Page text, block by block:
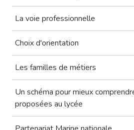
La voie professionnelle
Choix d'orientation
Les familles de métiers
Un schéma pour mieux
proposées au lycée